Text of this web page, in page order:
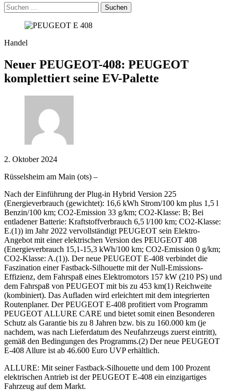
Suchen
nach:
Handel
Neuer PEUGEOT-408: PEUGEOT
komplettiert seine EV-Palette
2. Oktober 2024
Rüsselsheim am Main (ots) –
Nach der Einführung der Plug-in Hybrid Version 225
(Energieverbrauch (gewichtet): 16,6 kWh Strom/100 km plus 1,5 l
Benzin/100 km; CO2-Emission 33 g/km; CO2-Klasse: B; Bei
entladener Batterie: Kraftstoffverbrauch 6,5 l/100 km; CO2-Klasse:
E.(1)) im Jahr 2022 vervollständigt PEUGEOT sein Elektro-
Angebot mit einer elektrischen Version des PEUGEOT 408
(Energieverbrauch 15,1-15,3 kWh/100 km; CO2-Emission 0 g/km;
CO2-Klasse: A.(1)). Der neue PEUGEOT E-408 verbindet die
Faszination einer Fastback-Silhouette mit der Null-Emissions-
Effizienz, dem Fahrspaß eines Elektromotors 157 kW (210 PS) und
dem Fahrspaß von PEUGEOT mit bis zu 453 km(1) Reichweite
(kombiniert). Das Aufladen wird erleichtert mit dem integrierten
Routenplaner. Der PEUGEOT E-408 profitiert vom Programm
PEUGEOT ALLURE CARE und bietet somit einen Besonderen
Schutz als Garantie bis zu 8 Jahren bzw. bis zu 160.000 km (je
nachdem, was nach Lieferdatum des Neufahrzeugs zuerst eintritt),
gemäß den Bedingungen des Programms.(2) Der neue PEUGEOT
E-408 Allure ist ab 46.600 Euro UVP erhältlich.
ALLURE: Mit seiner Fastback-Silhouette und dem 100 Prozent
elektrischen Antrieb ist der PEUGEOT E-408 ein einzigartiges
Fahrzeug auf dem Markt.